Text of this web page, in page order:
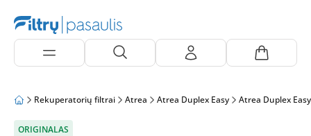
Rekuperatorių filtrai Atrea Atrea Duplex Easy Atrea Duplex
ORIGINALAS